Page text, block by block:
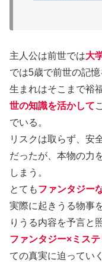
主人公は前世では大
では5歳で前世の記憶
生まれはそこまで裕
世の知識を活かして
でいる。
リスクは取らず、安
だったが、本物の力
しまう。
とてもファンタジー
実際に起きうる物事
りうる内容を予言と
ファンタジー×ミス
ての真実に迫ってい